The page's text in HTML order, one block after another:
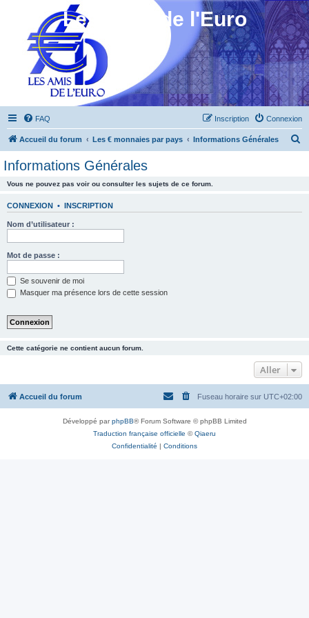
Les Amis de l'Euro
FAQ Connexion
Inscription
Accueil du forum Les € monnaies par pays Informations Générales
Informations Générales
Vous ne pouvez pas voir ou consulter les sujets de ce forum.
CONNEXION • INSCRIPTION
Nom d’utilisateur :
Mot de passe :
Se souvenir de moi
Masquer ma présence lors de cette session
Cette catégorie ne contient aucun forum.
Aller
Accueil du forum Fuseau horaire sur UTC+02:00
Développé parphpBB® Forum Software © phpBB Limited
Traduction française officielle ©Qiaeru
Confidentialité | Conditions